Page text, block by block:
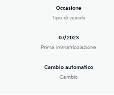
Occasione
Tipo di veicolo
07/2023
Prima immatricolazione
Cambio automatico
Cambio